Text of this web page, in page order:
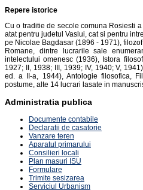
Repere istorice
Cu o traditie de secole comuna Rosiesti
atat pentru judetul Vaslui, cat si pentru
pe Nicolae Bagdasar (1896 - 1971),
Romane, dintre lucrarile sale
intelectului omenesc (1936), Istora
1927; II, 1938; III, 1939; IV, 1940; V,
ed. a II-a, 1944), Antologie filosofica,
postume, alte 14 lucrari lasate in
Administratia publica
Documente contabile
Declaratii de casatorie
Vanzare teren
Aparatul primarului
Consilieri locali
Plan masuri ISU
Formulare
Trimite sesizarea
Serviciul Urbanism